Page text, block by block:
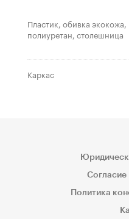
Пластик, обивка экокожа,
полиуретан, столешница
Каркас
Согласие
Политика